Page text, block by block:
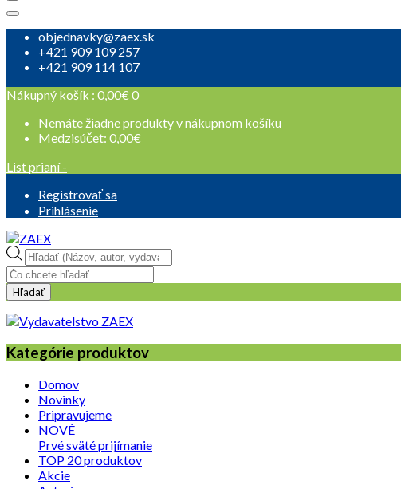
objednavky@zaex.sk
+421 909 109 257
+421 909 114 107
Nákupný košík : 0,00€ 0
Nemáte žiadne produkty v nákupnom košíku
Medzisúčet: 0,00€
List prianí -
Registrovať sa
Prihlásenie
Products
search
Hľadať
Kategórie produktov
Domov
Novinky
Pripravujeme
NOVÉ
Prvé sväté prijímanie
TOP 20 produktov
Akcie